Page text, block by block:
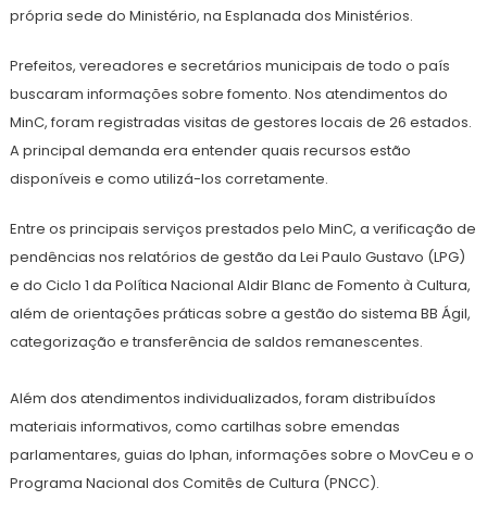
própria sede do Ministério, na Esplanada dos Ministérios.
Prefeitos, vereadores e secretários municipais de todo o país
buscaram informações sobre fomento. Nos atendimentos do
MinC, foram registradas visitas de gestores locais de 26 estados.
A principal demanda era entender quais recursos estão
disponíveis e como utilizá-los corretamente.
Entre os principais serviços prestados pelo MinC, a verificação de
pendências nos relatórios de gestão da Lei Paulo Gustavo (LPG)
e do Ciclo 1 da Política Nacional Aldir Blanc de Fomento à Cultura,
além de orientações práticas sobre a gestão do sistema BB Ágil,
categorização e transferência de saldos remanescentes.
Além dos atendimentos individualizados, foram distribuídos
materiais informativos, como cartilhas sobre emendas
parlamentares, guias do Iphan, informações sobre o MovCeu e o
Programa Nacional dos Comitês de Cultura (PNCC).